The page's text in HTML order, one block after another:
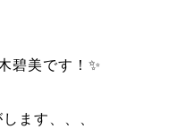
碧美です！✨
ます、、、